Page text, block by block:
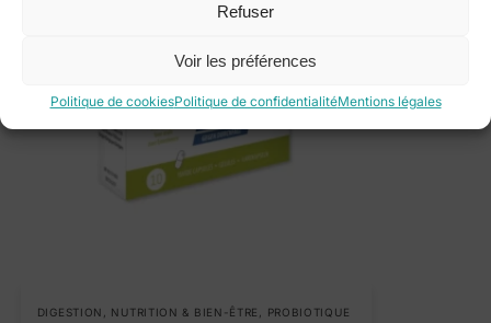
Refuser
Voir les préférences
Politique de cookiesPolitique de confidentialitéMentions légales
DIGESTION NUTRITION & BIEN-ÊTRE PROBIOTIQUE